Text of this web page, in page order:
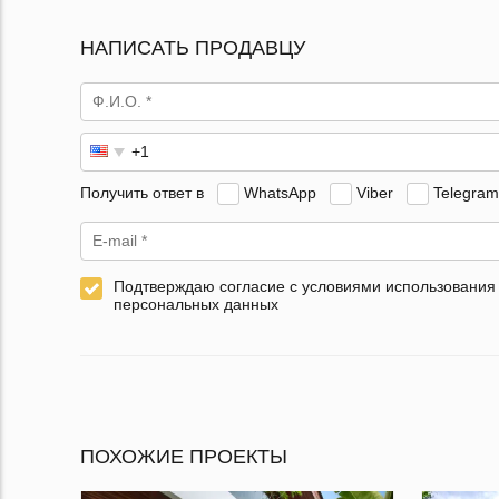
НАПИСАТЬ ПРОДАВЦУ
Получить ответ в WhatsApp Viber Telegram
Подтверждаю согласие с условиями использования
персональных данных
ПОХОЖИЕ ПРОЕКТЫ